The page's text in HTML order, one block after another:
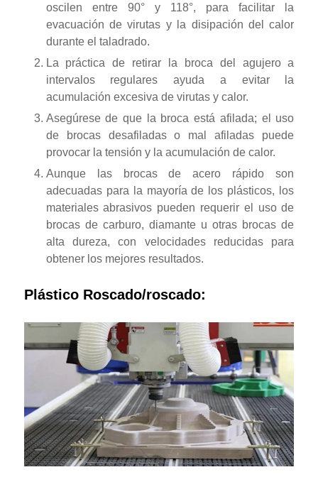
oscilen entre 90° y 118°, para facilitar la
evacuación de virutas y la disipación del calor
durante el taladrado.
La práctica de retirar la broca del agujero a
intervalos regulares ayuda a evitar la
acumulación excesiva de virutas y calor.
Asegúrese de que la broca está afilada; el uso
de brocas desafiladas o mal afiladas puede
provocar la tensión y la acumulación de calor.
Aunque las brocas de acero rápido son
adecuadas para la mayoría de los plásticos, los
materiales abrasivos pueden requerir el uso de
brocas de carburo, diamante u otras brocas de
alta dureza, con velocidades reducidas para
obtener los mejores resultados.
Plástico Roscado/roscado: